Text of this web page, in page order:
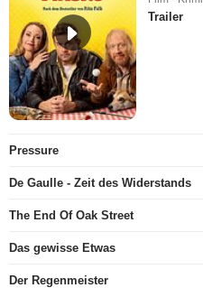
Trailer
Pressure
De Gaulle - Zeit des Widerstands
The End Of Oak Street
Das gewisse Etwas
Der Regenmeister